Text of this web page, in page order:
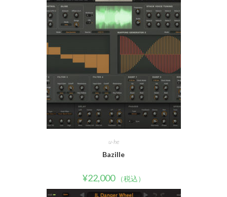
u-he
Bazille
¥22,000 （税込）